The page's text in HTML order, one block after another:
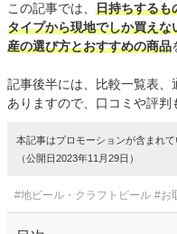
この記事では、 日持ちするも
タイプから現地でしか買え
産の選び方とおすすめの商品
記事後半には、比較一覧表、
ありますので、口コミや評判
本記事はプロモーションが含まれ
（公開日2023年11月29日）
#地ビール・クラフトビール #お